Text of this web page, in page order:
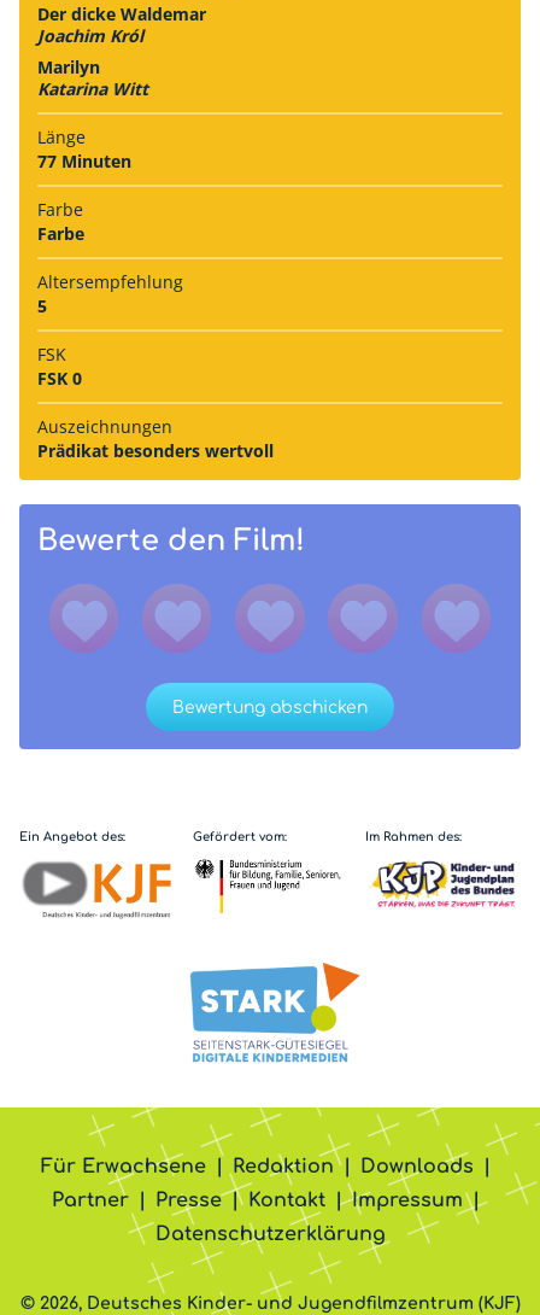
Der dicke Waldemar
Joachim Król
Marilyn
Katarina Witt
Länge
77 Minuten
Farbe
Farbe
Alters­empfehlung
5
FSK
FSK 0
Auszeich­nungen
Prädikat besonders wertvoll
Bewerte den Film!
Bewertung abschicken
Ein Angebot des: Gefördert vom: Im Rahmen des:
Für Erwachsene Redaktion
Downloads
Partner
Presse Kontakt
Impressum
Datenschutzerklärung
© 2026, Deutsches Kinder- und Jugendfilmzentrum (KJF)